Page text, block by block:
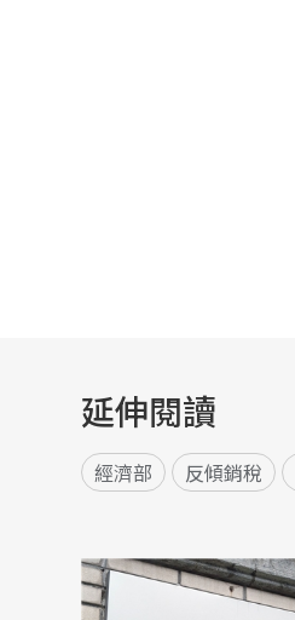
延伸閱讀
經濟部 反傾銷稅